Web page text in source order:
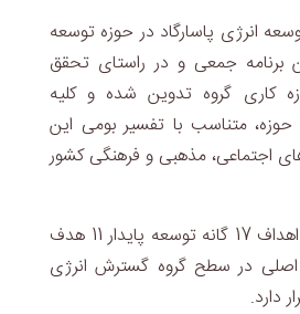
انرژی پاسارگاد در حوزه توسعه
برنامه جمعی و در راستای تحقق
کاری گروه تدوین شده و کلیه
حوزه، متناسب با تفسیر بومی این
اجتماعی، مذهبی و فرهنگی کشور
بر این اساس از میان اهداف 17 گانه توسعه پایدار 11 هدف
اصلی در سطح گروه گسترش انرژی
دارد.